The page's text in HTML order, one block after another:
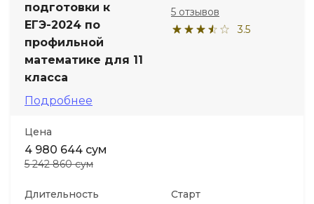
подготовки к
ЕГЭ-2024 по
профильной
математике для 11
класса
Подробнее
3.5
5 отзывов
Цена
4 980 644 сум
5 242 860 сум
Длительность Старт